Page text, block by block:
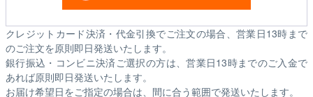
クレジットカード決済・代金引換でご注文の場合、営業日13時まで
のご注文を原則即日発送いたします。
銀行振込・コンビニ決済ご選択の方は、営業日13時までのご入金で
あれば原則即日発送いたします。
お届け希望日をご指定の場合は、間に合う範囲で発送いたします。